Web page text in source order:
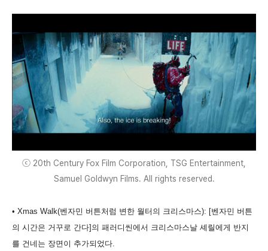
ⓒ 20th Century Fox Film Corporation, TSG Entertainment,
Samuel Goldwyn Films. All rights reserved.
• Xmas Walk(벤자민 버튼처럼 변한 월터의 크리스마스): [벤자민 버튼
의 시간은 거꾸로 간다]의 패러디씬에서 크리스마스날 셰릴에게 반지
를 건네는 장면이 추가되었다.